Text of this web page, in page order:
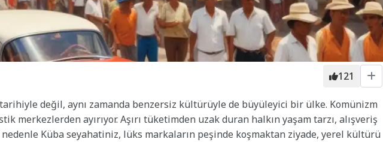
121
değil, aynı zamanda benzersiz kültürüyle de büyüleyici bir ülke. Komünizm
merkezlerden ayırıyor. Aşırı tüketimden uzak duran halkın yaşam tarzı, alışveriş
nedenle Küba seyahatiniz, lüks markaların peşinde koşmaktan ziyade, yerel kültürü